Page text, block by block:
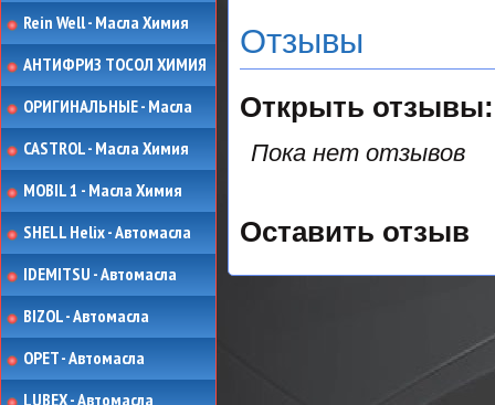
Rein Well - Масла Химия
АНТИФРИЗ ТОСОЛ ХИМИЯ
ОРИГИНАЛЬНЫЕ - Масла
CASTROL - Масла Химия
MOBIL 1 - Масла Химия
SHELL Helix - Автомасла
IDEMITSU - Автомасла
BIZOL - Автомасла
OPET - Автомасла
LUBEX - Автомасла
Отзывы
Открыть
Пока нет отзывов
Оставить отзыв